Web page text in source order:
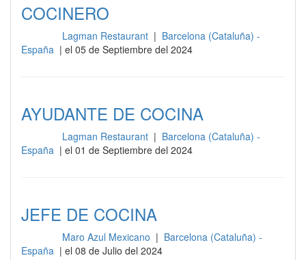
COCINERO
Lagman Restaurant | Barcelona (Cataluña) -
España | el 05 de Septiembre del 2024
AYUDANTE DE COCINA
Lagman Restaurant | Barcelona (Cataluña) -
España | el 01 de Septiembre del 2024
JEFE DE COCINA
Maro Azul Mexicano | Barcelona (Cataluña) -
España | el 08 de Julio del 2024